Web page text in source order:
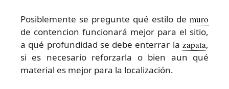
Posiblemente se pregunte qué estilo de muro
de contencion funcionará mejor para el sitio,
a qué profundidad se debe enterrar la zapata,
si es necesario reforzarla o bien aun qué
material es mejor para la localización.